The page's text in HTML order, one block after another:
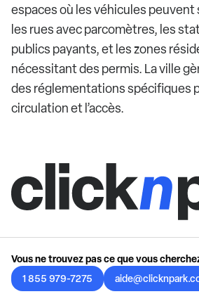
espaces où les véhicules peuvent
les rues avec parcomètres, les
publics payants, et les zones
nécessitant des permis. La ville
des réglementations spécifiques
circulation et l’accès.
Vous ne trouvez pas ce que vous
1 855 979-7275